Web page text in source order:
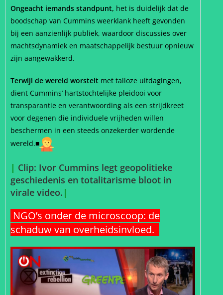
Ongeacht iemands standpunt, het is duidelijk dat de
boodschap van Cummins weerklank heeft gevonden
bij een aanzienlijk publiek, waardoor discussies over
machtsdynamiek en maatschappelijk bestuur opnieuw
zijn aangewakkerd.
Terwijl de wereld worstelt met talloze uitdagingen,
dient Cummins’ hartstochtelijke pleidooi voor
transparantie en verantwoording als een strijdkreet
voor degenen die individuele vrijheden willen
beschermen in een steeds onzekerder wordende
wereld.■
| Clip: Ivor Cummins legt geopolitieke
geschiedenis en totalitarisme bloot in
virale video. |
NGO’s onder de microscoop: de
schaduw van overheidsinvloed.